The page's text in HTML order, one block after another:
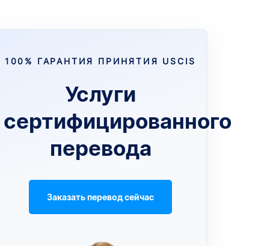
100% ГАРАНТИЯ ПРИНЯТИЯ USCIS
Услуги
сертифицированного
перевода
Заказать перевод сейчас